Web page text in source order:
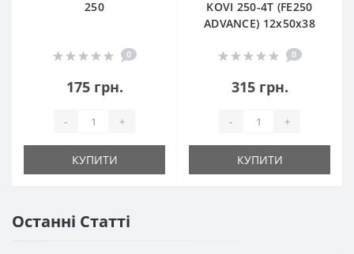
250
0
175 грн.
- +
КУПИТИ
KOVI 250-4T (FE250
ADVANCE) 12х50х38
0
315 грн.
- +
КУПИТИ
Останні Статті